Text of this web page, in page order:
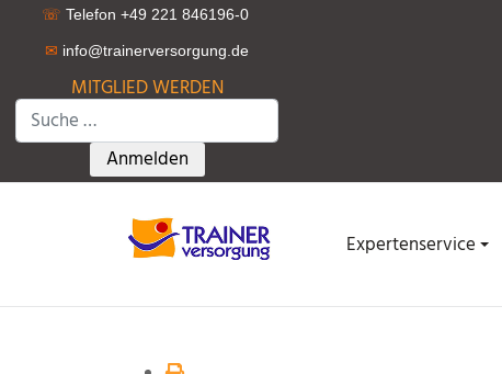
☏ Telefon +49 221 846196-0
✉ info@trainerversorgung.de
MITGLIED WERDEN
Suchen
Type 2 or more characters for results.
Anmelden
Expertenservice